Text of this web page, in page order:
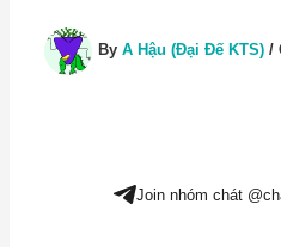
By A Hậu (Đại Đế KTS) /
Join nhóm chát